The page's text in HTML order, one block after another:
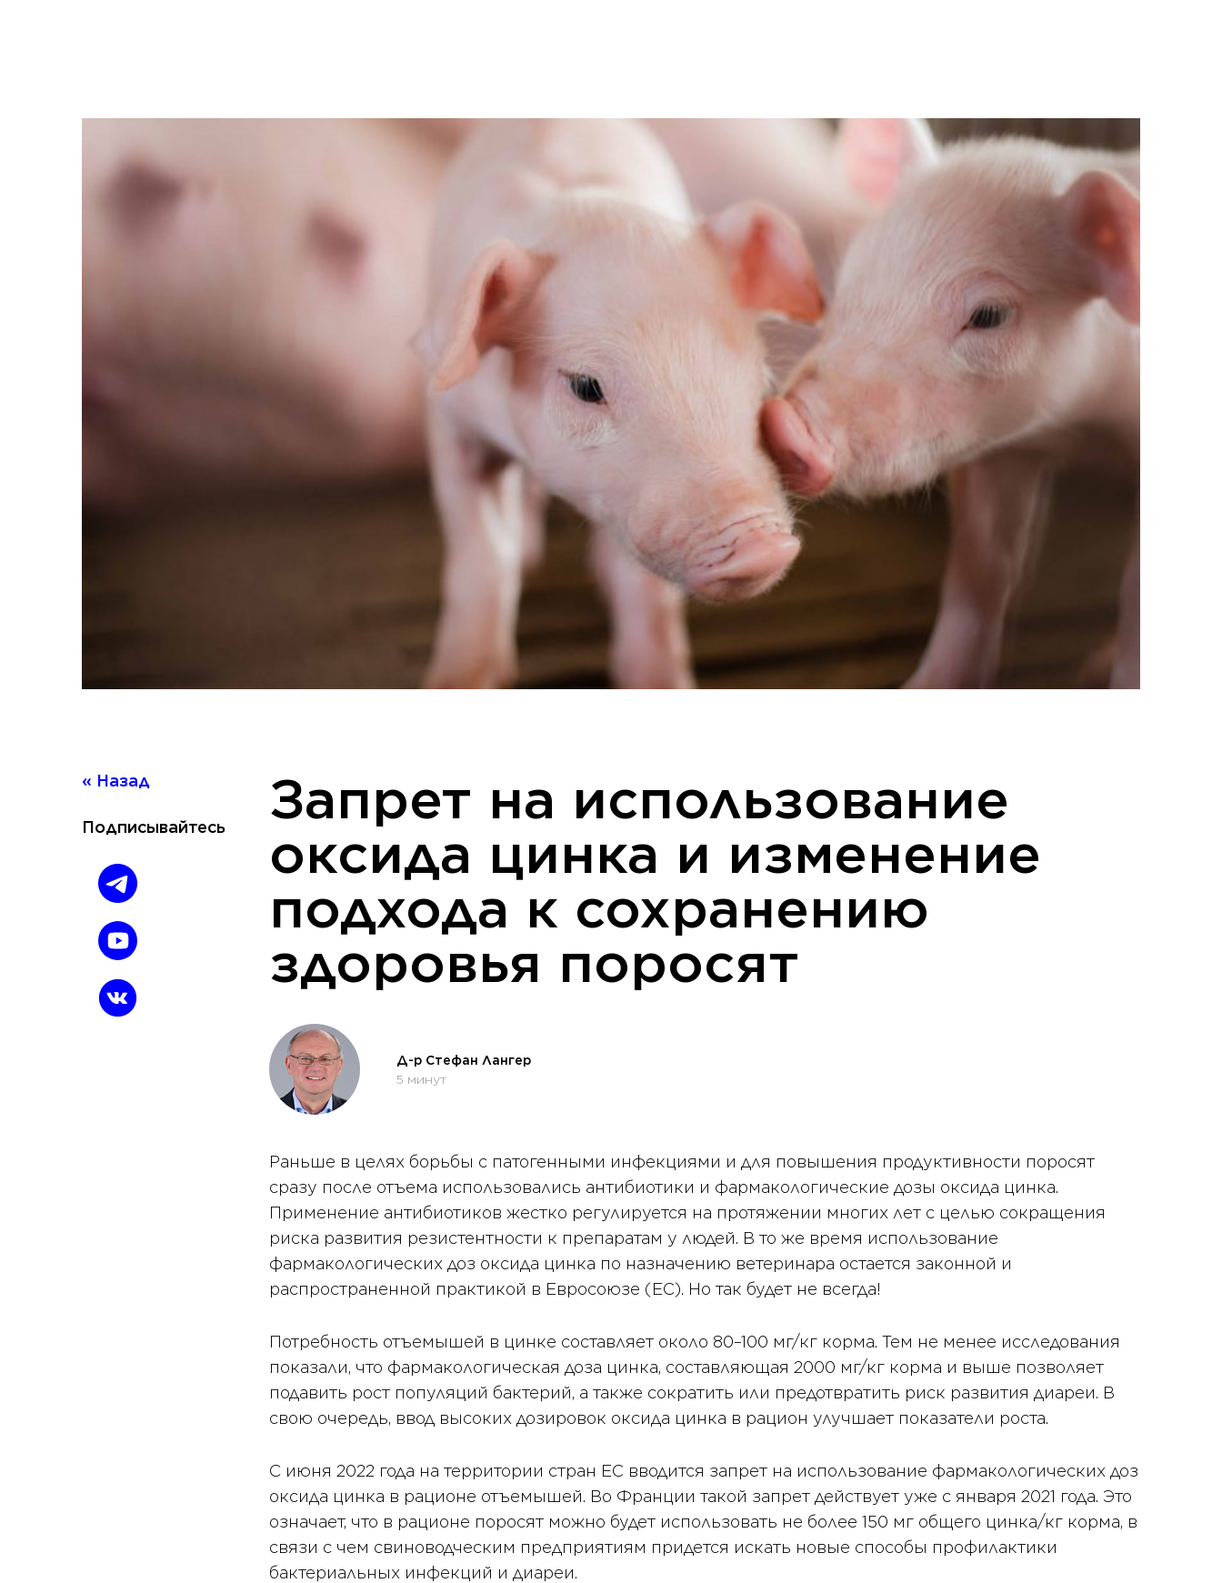
« Назад
Подписывайтесь
Запрет на использование
оксида цинка и изменение
подхода к сохранению
здоровья поросят
Д-р Стефан Лангер
5 минут
Раньше в целях борьбы с патогенными инфекциями и для повышения продуктивности поросят
сразу после отъема использовались антибиотики и фармакологические дозы оксида цинка.
Применение антибиотиков жестко регулируется на протяжении многих лет с целью сокращения
риска развития резистентности к препаратам у людей. В то же время использование
фармакологических доз оксида цинка по назначению ветеринара остается законной и
распространенной практикой в Евросоюзе (ЕС). Но так будет не всегда!
Потребность отъемышей в цинке составляет около 80–100 мг/кг корма. Тем не менее исследования
показали, что фармакологическая доза цинка, составляющая 2000 мг/кг корма и выше позволяет
подавить рост популяций бактерий, а также сократить или предотвратить риск развития диареи. В
свою очередь, ввод высоких дозировок оксида цинка в рацион улучшает показатели роста.
С июня 2022 года на территории стран ЕС вводится запрет на использование фармакологических доз
оксида цинка в рационе отъемышей. Во Франции такой запрет действует уже с января 2021 года. Это
означает, что в рационе поросят можно будет использовать не более 150 мг общего цинка/кг корма, в
связи с чем свиноводческим предприятиям придется искать новые способы профилактики
бактериальных инфекций и диареи.